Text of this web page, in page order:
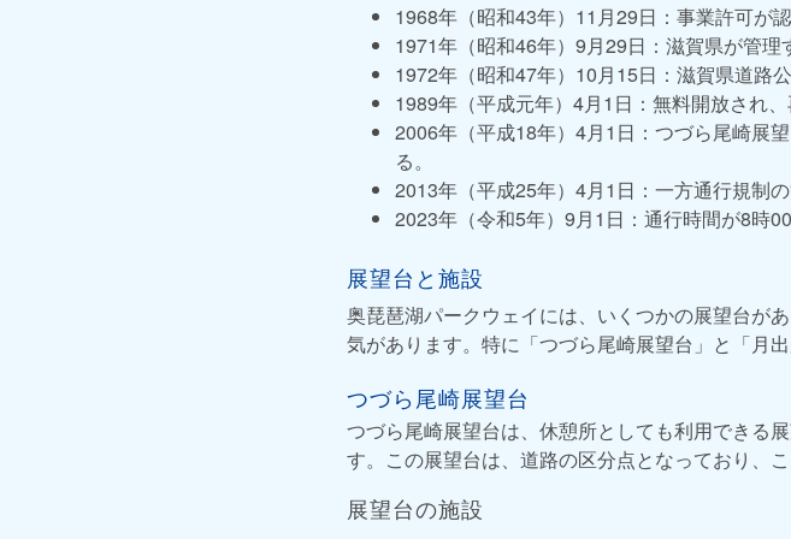
1968年（昭和43年）11月29日：事業許可が認
1971年（昭和46年）9月29日：滋賀県が管理
1972年（昭和47年）10月15日：滋賀県道路
1989年（平成元年）4月1日：無料開放され、
2006年（平成18年）4月1日：つづら尾崎展
る。
2013年（平成25年）4月1日：一方通行規制
2023年（令和5年）9月1日：通行時間が8時
展望台と施設
奥琵琶湖パークウェイには、いくつかの展望台が
気があります。特に「つづら尾崎展望台」と「月
つづら尾崎展望台
つづら尾崎展望台は、休憩所としても利用できる
す。この展望台は、道路の区分点となっており、
展望台の施設